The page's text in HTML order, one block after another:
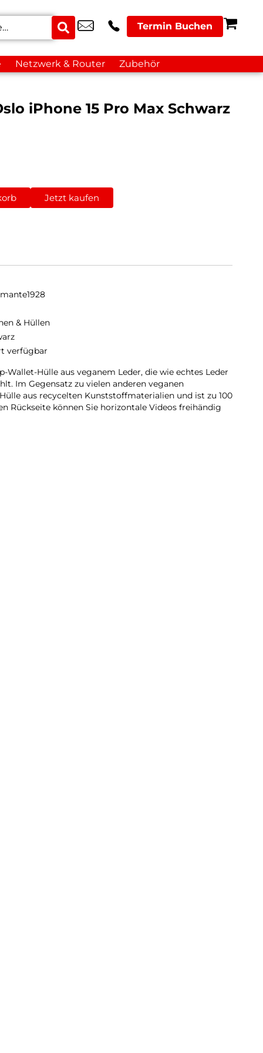
Termin Buchen
Netzwerk & Router Zubehör
iPhone 15 Pro Max Schwarz
Jetzt kaufen
& Hüllen
verfügbar
Wallet-Hülle aus veganem Leder, die wie echtes Leder
Im Gegensatz zu vielen anderen veganen
aus recycelten Kunststoffmaterialien und ist zu 100
Rückseite können Sie horizontale Videos freihändig